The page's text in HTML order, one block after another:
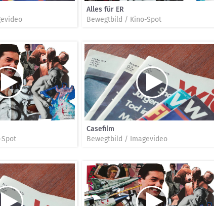
Alles für ER
Bewegtbild / Kino-Spot
Casefilm
Bewegtbild / Imagevideo